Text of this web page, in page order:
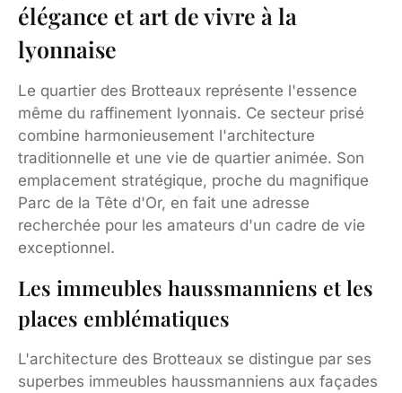
élégance et art de vivre à la
lyonnaise
Le quartier des Brotteaux représente l'essence
même du raffinement lyonnais. Ce secteur prisé
combine harmonieusement l'architecture
traditionnelle et une vie de quartier animée. Son
emplacement stratégique, proche du magnifique
Parc de la Tête d'Or, en fait une adresse
recherchée pour les amateurs d'un cadre de vie
exceptionnel.
Les immeubles haussmanniens et les
places emblématiques
L'architecture des Brotteaux se distingue par ses
superbes immeubles haussmanniens aux façades